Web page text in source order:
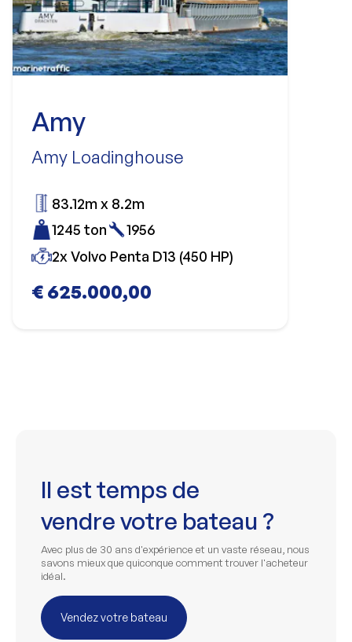
Amy
Amy Loadinghouse
€ 625.000,00
83.12m x 8.2m
1245 ton
1956
2x Volvo Penta D13 (450 HP)
Il est temps de
vendre votre bateau ?
Avec plus de 30 ans d'expérience et un vaste réseau, nous
savons mieux que quiconque comment trouver l'acheteur
idéal.
Vendez votre bateau